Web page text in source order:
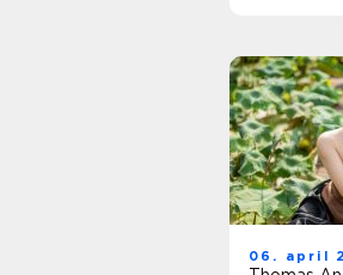
06. april